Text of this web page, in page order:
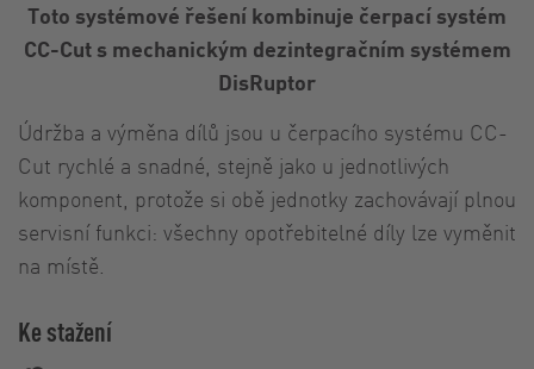
Toto systémové řešení kombinuje čerpací systém
CC-Cut s mechanickým dezintegračním systémem
DisRuptor
Údržba a výměna dílů jsou u čerpacího systému CC-
Cut rychlé a snadné, stejně jako u jednotlivých
komponent, protože si obě jednotky zachovávají plnou
servisní funkci: všechny opotřebitelné díly lze vyměnit
na místě.
Ke stažení